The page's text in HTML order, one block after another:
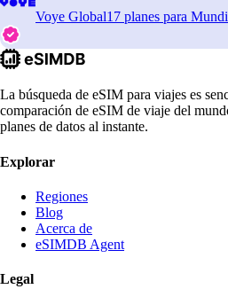
Voye Global17 planes para
La búsqueda de eSIM para viajes es
comparación de eSIM de viaje del
planes de datos al instante.
Explorar
Regiones
Blog
Acerca de
eSIMDB Agent
Legal